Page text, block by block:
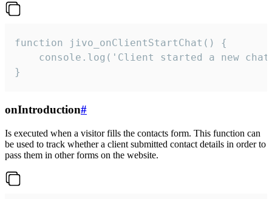
function jivo_onClientStartChat() {
console.log('Client started a new
}
onIntroduction#
Is executed when a visitor fills the contacts form. This function can
be used to track whether a client submitted contact details in order to
pass them in other forms on the website.